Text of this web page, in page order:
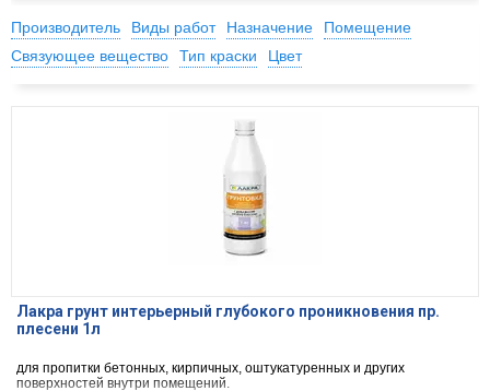
Производитель Виды работ Назначение
Помещение
Связующее вещество
Тип краски Цвет
Лакра грунт интерьерный глубокого проникновения пр.
плесени 1л
для пропитки бетонных, кирпичных, оштукатуренных и других
поверхностей внутри помещений.